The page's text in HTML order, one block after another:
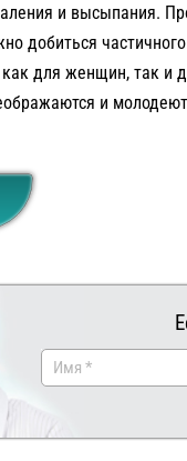
и высыпания.
добиться
для женщин, так и
и